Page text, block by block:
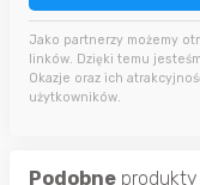
Jako partnerzy możemy
linków. Dzięki temu
Okazje oraz ich
użytkowników.
Podobne produkty